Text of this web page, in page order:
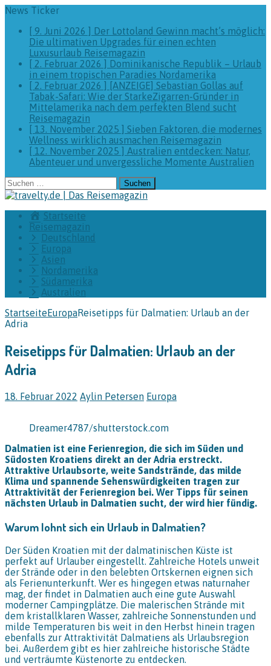
News Ticker
[ 9. Juni 2026 ] Der Lottoland Gewinn macht’s möglich:
Die ultimativen Upgrades für einen echten
Luxusurlaub Reisemagazin
[ 2. Februar 2026 ] Dominikanische Republik – Urlaub
in einem tropischen Paradies Nordamerika
[ 2. Februar 2026 ] [ANZEIGE] Sebastian Gollas auf
Tabak-Safari: Wie der StarkeZigarren-Gründer in
Mittelamerika nach dem perfekten Blend sucht
Reisemagazin
[ 13. November 2025 ] Sieben Faktoren, die modernes
Wellness wirklich ausmachen Reisemagazin
[ 12. November 2025 ] Australien entdecken: Natur,
Abenteuer und unvergessliche Momente Australien
Suchen
nach:
Startseite
Reisemagazin
Deutschland
Europa
Asien
Nordamerika
Südamerika
Australien
StartseiteEuropaReisetipps für Dalmatien: Urlaub an der
Adria
Reisetipps für Dalmatien: Urlaub an der
Adria
18. Februar 2022 Aylin Petersen Europa
Dreamer4787/shutterstock.com
Dalmatien ist eine Ferienregion, die sich im Süden und
Südosten Kroatiens direkt an der Adria erstreckt.
Attraktive Urlaubsorte, weite Sandstrände, das milde
Klima und spannende Sehenswürdigkeiten tragen zur
Attraktivität der Ferienregion bei. Wer Tipps für seinen
nächsten Urlaub in Dalmatien sucht, der wird hier fündig.
Warum lohnt sich ein Urlaub in Dalmatien?
Der Süden Kroatien mit der dalmatinischen Küste ist
perfekt auf Urlauber eingestellt. Zahlreiche Hotels unweit
der Strände oder in den belebten Ortskernen eignen sich
als Ferienunterkunft. Wer es hingegen etwas naturnaher
mag, der findet in Dalmatien auch eine gute Auswahl
moderner Campingplätze. Die malerischen Strände mit
dem kristallklaren Wasser, zahlreiche Sonnenstunden und
milde Temperaturen bis weit in den Herbst hinein tragen
ebenfalls zur Attraktivität Dalmatiens als Urlaubsregion
bei. Außerdem gibt es hier zahlreiche historische Städte
und verträumte Küstenorte zu entdecken.